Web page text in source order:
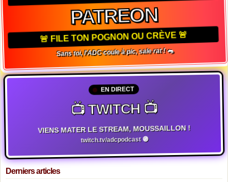
PATREON
🚨 FILE TON POGNON OU CRÈVE 🚨
Sans toi, l'ADC coule à pic, sale rat ! 🐀
EN DIRECT
📺 TWITCH 📺
VIENS MATER LE STREAM, MOUSSAILLON !
twitch.tv/adcpodcast 🟣
Derniers articles